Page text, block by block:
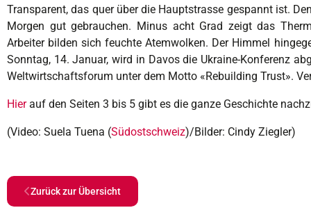
Transparent, das quer über die Hauptstrasse gespannt ist.
Morgen gut gebrauchen. Minus acht Grad zeigt das
Arbeiter bilden sich feuchte Atemwolken. Der Himmel
Sonntag, 14. Januar, wird in Davos die Ukraine-Konferenz
Weltwirtschaftsforum unter dem Motto «Rebuilding Trust».
Hierauf den Seiten 3 bis 5 gibt es die ganze Geschichte
(Video: Suela Tuena (Südostschweiz)/Bilder: Cindy Ziegler)
Zurück zur Übersicht